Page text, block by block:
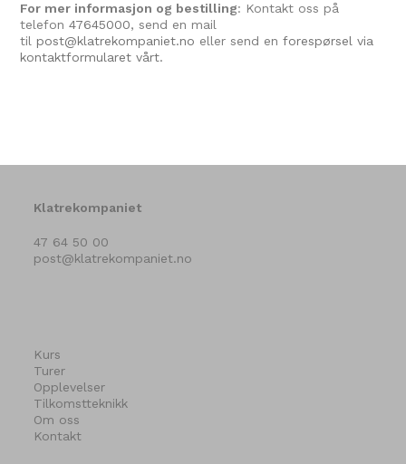
For mer informasjon og bestilling: Kontakt oss på
telefon47645000, send en mail
til post@klatrekompaniet.no eller send enforespørsel via
kontaktformularet vårt.
Klatrekompaniet
47 64 50 00
post@klatrekompaniet.no
Kurs
Turer
Opplevelser
Tilkomstteknikk
Om oss
Kontakt